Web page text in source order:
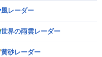
風レーダー
世界の雨雲レーダー
黄砂レーダー